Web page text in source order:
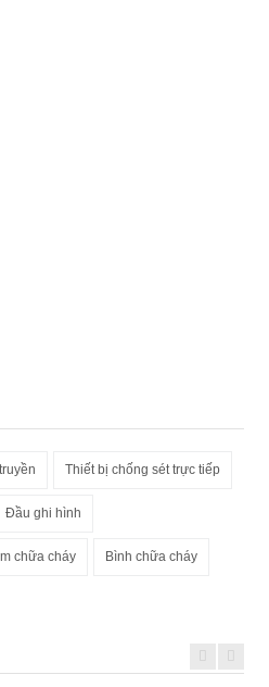
Thiết bị chống sét trực tiếp
Đầu ghi hình
chữa cháy Bình chữa cháy